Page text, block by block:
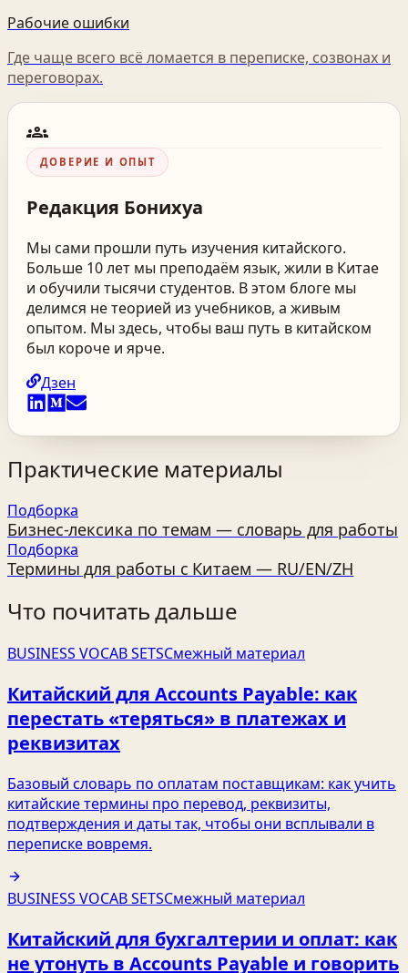
Рабочие ошибки
Где чаще всего всё ломается в переписке, созвонах и
переговорах.
groups
ДОВЕРИЕ И ОПЫТ
Редакция Бонихуа
Мы сами прошли путь изучения китайского.
Больше 10 лет мы преподаём язык, жили в Китае
и обучили тысячи студентов. В этом блоге мы
делимся не теорией из учебников, а живым
опытом. Мы здесь, чтобы ваш путь в китайском
был короче и ярче.
Дзен
Практические материалы
Подборка
Бизнес‑лексика по темам — словарь для работы
Подборка
Термины для работы с Китаем — RU/EN/ZH
Что почитать дальше
BUSINESS VOCAB SETSСмежный материал
Китайский для Accounts Payable: как
перестать «теряться» в платежах и
реквизитах
Базовый словарь по оплатам поставщикам: как учить
китайские термины про перевод, реквизиты,
подтверждения и даты так, чтобы они всплывали в
переписке вовремя.
BUSINESS VOCAB SETSСмежный материал
Китайский для бухгалтерии и оплат: как
не утонуть в Accounts Payable и говорить